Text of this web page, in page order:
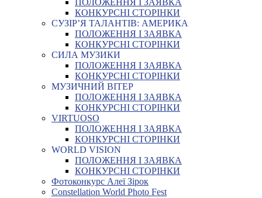
ПОЛОЖЕННЯ І ЗАЯВКА
КОНКУРСНІ СТОРІНКИ
СУЗІР’Я ТАЛАНТІВ: АМЕРИКА
ПОЛОЖЕННЯ І ЗАЯВКА
КОНКУРСНІ СТОРІНКИ
СИЛА МУЗИКИ
ПОЛОЖЕННЯ І ЗАЯВКА
КОНКУРСНІ СТОРІНКИ
МУЗИЧНИЙ ВІТЕР
ПОЛОЖЕННЯ І ЗАЯВКА
КОНКУРСНІ СТОРІНКИ
VIRTUOSO
ПОЛОЖЕННЯ І ЗАЯВКА
КОНКУРСНІ СТОРІНКИ
WORLD VISION
ПОЛОЖЕННЯ І ЗАЯВКА
КОНКУРСНІ СТОРІНКИ
Фотоконкурс Алеї Зірок
Constellation World Photo Fest